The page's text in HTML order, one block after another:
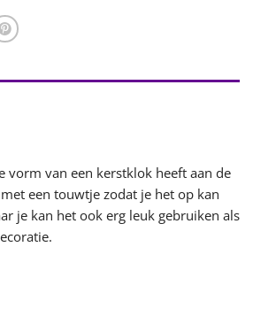
vorm van een kerstklok heeft aan de
een touwtje zodat je het op kan
je kan het ook erg leuk gebruiken als